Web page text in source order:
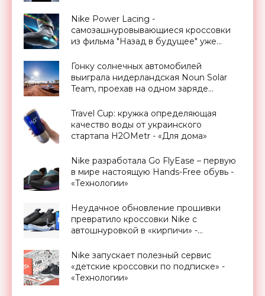
Nike Power Lacing -
самозашнуровывающиеся кроссовки
из фильма "Назад в будущее" уже
Гонку солнечных автомобилей
выиграла нидерландская Noun Solar
Team, проехав на одном заряде
Электроники»
Travel Cup: кружка определяющая
качество воды от украинского
стартапа H2OMetr - «Для дома»
Nike разработала Go FlyEase – первую
в мире настоящую Hands-Free обувь -
«Технологии»
Неудачное обновление прошивки
превратило кроссовки Nike с
автошнуровкой в «кирпичи» -
Nike запускает полезный сервис
«детские кроссовки по подписке» -
«Технологии»